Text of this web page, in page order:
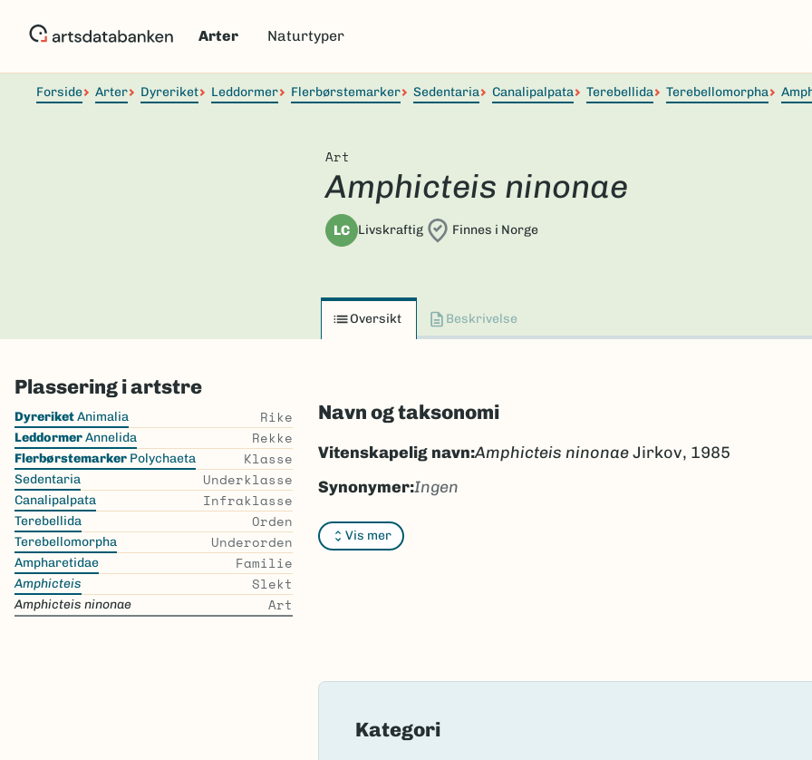
Arter Naturtyper
Forside Arter Dyreriket Leddormer Flerbørstemarker Sedentaria Canalipalpata Terebellida Terebellomorpha
Art
Amphicteis ninonae
LC Livskraftig Finnes i Norge
Oversikt Beskrivelse
Plassering i artstre
Skip
the
list
DyreriketAnimalia Rike
LeddormerAnnelida Rekke
Flerbørstemarker Polychaeta Klasse
Sedentaria Underklasse
Canalipalpata Infraklasse
Terebellida Orden
Terebellomorpha Underorden
Ampharetidae Familie
Amphicteis Slekt
Amphicteis ninonae Art
Navn og taksonomi
Vis mer
Vitenskapelig navn:Amphicteis ninonaeJirkov, 1985
Synonymer:Ingen
Bokmål:Ingen
Nynorsk:Ingen
Kategori